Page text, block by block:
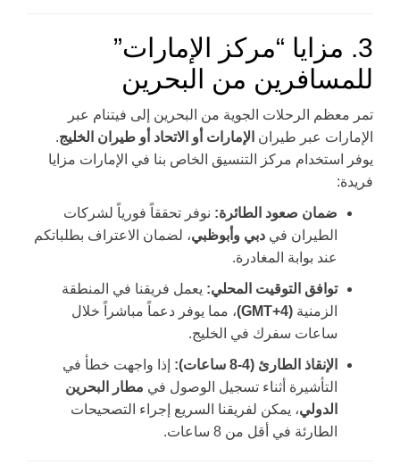
3. مزايا “مركز الإمارات”
للمسافرين من البحرين
تمر معظم الرحلات الجوية من البحرين إلى فيتنام عبر
الإمارات عبر طيران الإمارات أو الاتحاد أو طيران الخليج.
يوفر استخدام مركز التنسيق الخاص بنا في الإمارات مزايا
فريدة:
ضمان صعود الطائرة: نوفر تحققاً فورياً لشركات
الطيران في دبي وأبوظبي، لضمان الاعتراف بطلباتكم
عند بوابة المغادرة.
توافق التوقيت المحلي: يعمل فريقنا في المنطقة
الزمنية (GMT+4)
، مما يوفر دعماً مباشراً خلال
ساعات سفرك في الخليج.
الإنقاذ الطارئ (4-8 ساعات):
إذا واجهت خطأ في
التأشيرة أثناء تسجيل الوصول في مطار البحرين
الدولي، يمكن لفريقنا السريع إجراء التصحيحات
الطارئة في أقل من 8 ساعات.